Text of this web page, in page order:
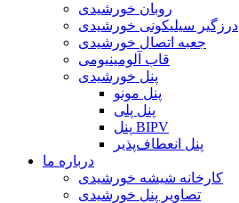
روبان خورشیدی
درزگیر سیلیکونی خورشیدی
جعبه اتصال خورشیدی
قاب آلومینیومی
پنل خورشیدی
پنل مونو
پنل پلی
پنل BIPV
پنل انعطاف‌پذیر
درباره ما
کارخانه شیشه خورشیدی
تصاویر پنل خورشیدی